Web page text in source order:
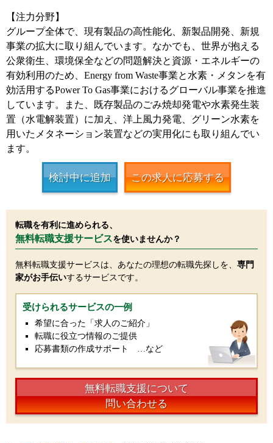
【注力分野】
グループ全体で、現有製品の高性能化、新製品開発、新規
事業の拡大に取り組んでいます。なかでも、世界が抱える
公衆衛生、環境保全などの問題解決と資源・エネルギーの
有効利用のため、Energy from Waste事業と水素・メタンを有
効活用するPower To Gas事業におけるグローバル事業を推進
しています。また、既存製品のごみ焼却発電や水素発生装
置（水電解装置）に加え、洋上風力発電、グリーン水素を
用いたメタネーション装置などの実用化にも取り組んでい
ます。
検討中に追加 この求人に応募する
転職を有利に進められる、
無料転職支援サービスを使いませんか？
無料転職支援サービスは、あなたの理想の転職先探しを、 専門
家がお手伝いするサービスです。
受けられるサービスの一例
希望に合った「求人のご紹介」
転職に役立つ情報のご提供
応募書類の作成サポート …など
無料転職支援について
問い合わせる